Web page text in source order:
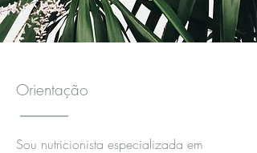
Orientação
Sou nutricionista especializada em